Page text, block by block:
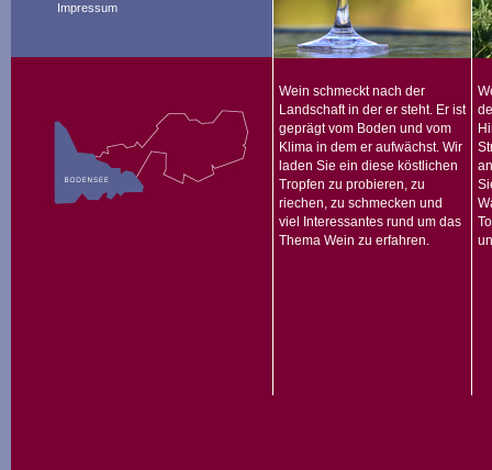
Impressum
Wein schmeckt nach der
Landschaft in der er steht. Er ist
geprägt vom Boden und vom
Klima in dem er aufwächst. Wir
laden Sie ein diese köstlichen
Tropfen zu probieren, zu
riechen, zu schmecken und
viel Interessantes rund um das
Thema Wein zu erfahren.